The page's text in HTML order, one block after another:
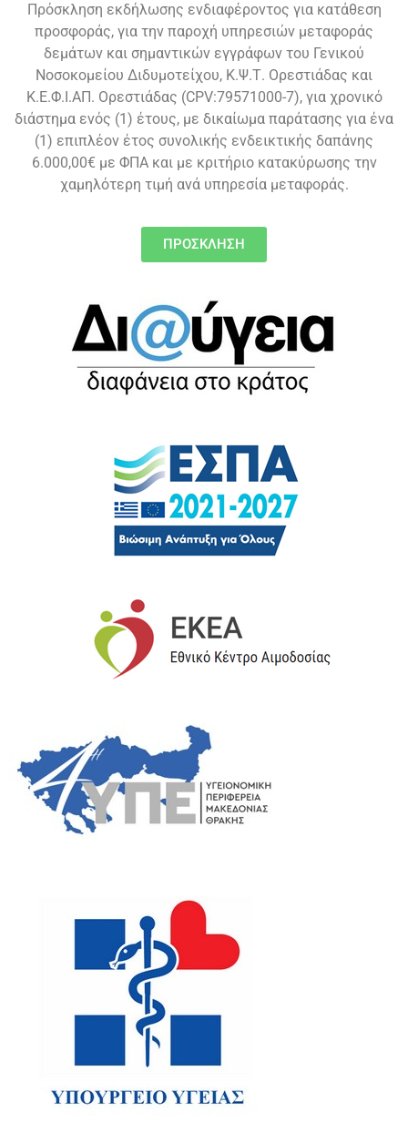
Πρόσκληση εκδήλωσης ενδιαφέροντος για κατάθεση
προσφοράς, για την παροχή υπηρεσιών μεταφοράς
δεμάτων και σημαντικών εγγράφων του Γενικού
Νοσοκομείου Διδυμοτείχου, Κ.Ψ.Τ. Ορεστιάδας και
Κ.Ε.Φ.Ι.ΑΠ. Ορεστιάδας (CPV:79571000-7), για χρονικό
διάστημα ενός (1) έτους, με δικαίωμα παράτασης για ένα
(1) επιπλέον έτος συνολικής ενδεικτικής δαπάνης
6.000,00€ με ΦΠΑ και με κριτήριο κατακύρωσης την
χαμηλότερη τιμή ανά υπηρεσία μεταφοράς.
ΠΡΟΣΚΛΗΣΗ